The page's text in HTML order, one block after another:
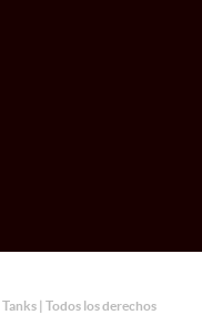
| Todos los derechos